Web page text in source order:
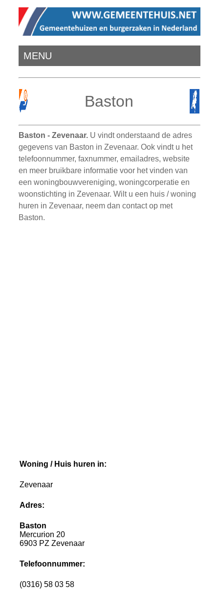
MENU
Baston
Baston - Zevenaar. U vindt onderstaand de adres
gegevens van Baston in Zevenaar. Ook vindt u het
telefoonnummer, faxnummer, emailadres, website
en meer bruikbare informatie voor het vinden van
een woningbouwvereniging, woningcorperatie en
woonstichting in Zevenaar. Wilt u een huis / woning
huren in Zevenaar, neem dan contact op met
Baston.
Woning / Huis huren in:
Zevenaar
Adres:
Baston
Mercurion 20
6903 PZ Zevenaar
Telefoonnummer:
(0316) 58 03 58